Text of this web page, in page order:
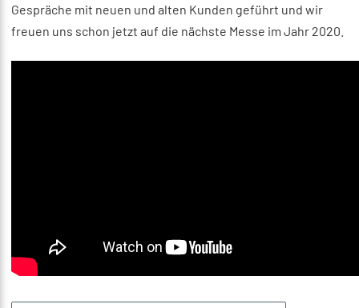
Gespräche mit neuen und alten Kunden geführt und wir
freuen uns schon jetzt auf die nächste Messe im Jahr 2020.